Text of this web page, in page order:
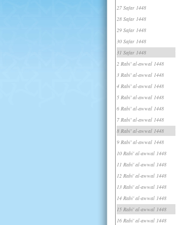
27 Safar 1448
28 Safar 1448
29 Safar 1448
30 Safar 1448
31 Safar 1448
2 Rabi' al-awwal 1448
3 Rabi' al-awwal 1448
4 Rabi' al-awwal 1448
5 Rabi' al-awwal 1448
6 Rabi' al-awwal 1448
7 Rabi' al-awwal 1448
8 Rabi' al-awwal 1448
9 Rabi' al-awwal 1448
10 Rabi' al-awwal 1448
11 Rabi' al-awwal 1448
12 Rabi' al-awwal 1448
13 Rabi' al-awwal 1448
14 Rabi' al-awwal 1448
15 Rabi' al-awwal 1448
16 Rabi' al-awwal 1448